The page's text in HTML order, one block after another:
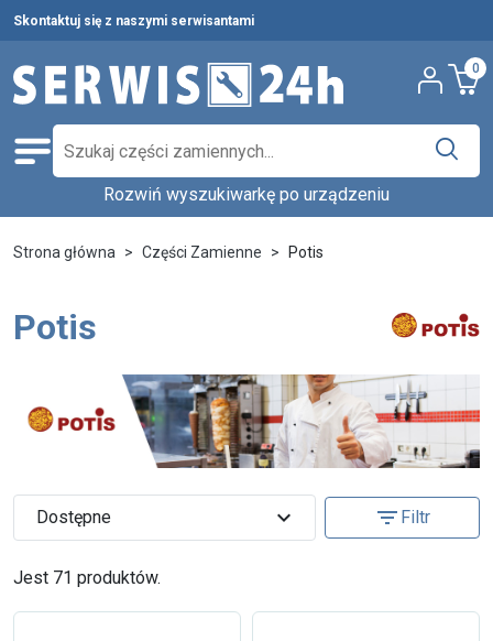
Skontaktuj się z naszymi serwisantami
0
Części zamienne
Pełna oferta
Nowości
Serwis urządzeń
Wynajem urządzeń
Zgłoś naprawę
Status naprawy
Ostrzenie narzędzi
aby znaleźć części w katalogu.
Wybierz rodzaj urządzenia...
Wybierz model... Wyszukaj
Rozwiń wyszukiwarkę po urządzeniu
Strona główna Części Zamienne Potis
Potis
Jest 71 produktów.
Dostępne expand_more filter_list Filtr